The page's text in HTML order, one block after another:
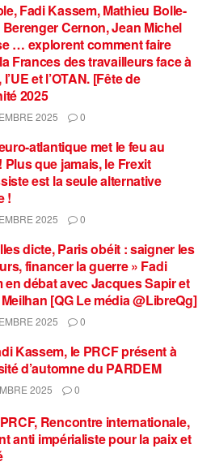
Fadi Kassem, Mathieu Bolle-
Berenger Cernon, Jean Michel
… explorent comment faire
Frances des travailleurs face à
et l’OTAN. [Fête de
2025
2025 0
atlantique met le feu au
Plus que jamais, le Frexit
est la seule alternative
!
2025 0
dicte, Paris obéit : saigner les
financer la guerre » Fadi
en débat avec Jacques Sapir et
[QG Le média @LibreQg]
2025 0
Kassem, le PRCF présent à
d’automne du PARDEM
2025 0
Rencontre internationale,
anti impérialiste pour la paix et